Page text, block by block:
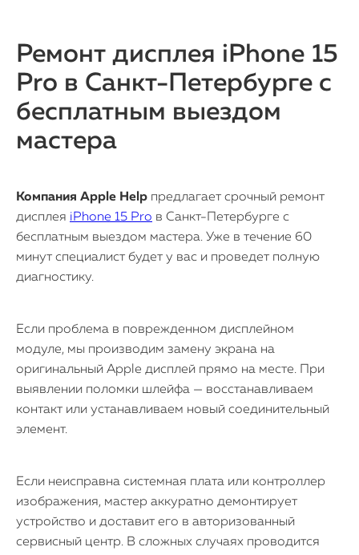
Ремонт дисплея iPhone 15
Pro в Санкт-Петербурге с
бесплатным выездом
мастера
Компания Apple Help предлагает срочный ремонт
дисплея iPhone 15 Pro в Санкт-Петербурге с
бесплатным выездом мастера. Уже в течение 60
минут специалист будет у вас и проведет полную
диагностику.
Если проблема в поврежденном дисплейном
модуле, мы производим замену экрана на
оригинальный Apple дисплей прямо на месте. При
выявлении поломки шлейфа — восстанавливаем
контакт или устанавливаем новый соединительный
элемент.
Если неисправна системная плата или контроллер
изображения, мастер аккуратно демонтирует
устройство и доставит его в авторизованный
сервисный центр. В сложных случаях проводится